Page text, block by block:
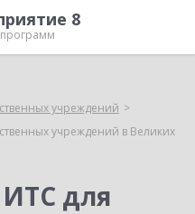
8
учреждений
учреждений в Великих
для